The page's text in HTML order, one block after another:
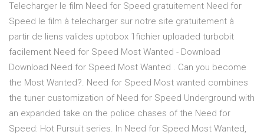
Telecharger le film Need for Speed gratuitement Need for
Speed le film à telecharger sur notre site gratuitement à
partir de liens valides uptobox 1fichier uploaded turbobit
facilement Need for Speed Most Wanted - Download
Download Need for Speed Most Wanted . Can you become
the Most Wanted?. Need for Speed Most wanted combines
the tuner customization of Need for Speed Underground with
an expanded take on the police chases of the Need for
Speed: Hot Pursuit series. In Need for Speed Most Wanted,